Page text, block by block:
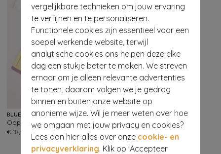
vergelijkbare technieken om jouw ervaring
te verfijnen en te personaliseren.
Functionele cookies zijn essentieel voor een
soepel werkende website, terwijl
analytische cookies ons helpen deze elke
dag een stukje beter te maken. We streven
ernaar om je alleen relevante advertenties
te tonen, daarom volgen we je gedrag
binnen en buiten onze website op
anonieme wijze. Wil je meer weten over hoe
we omgaan met jouw privacy en cookies?
Lees dan hier alles over onze cookie- en
privacyverklaring. Klik op 'Accepteer
BLUE Q
Oops, I'm Drunk ovenwant
€ 18,95
287